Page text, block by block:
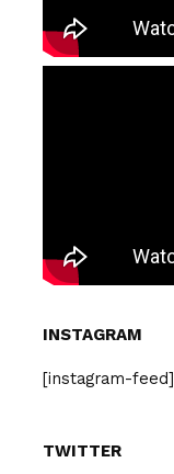
INSTAGRAM
[instagram-feed]
TWITTER